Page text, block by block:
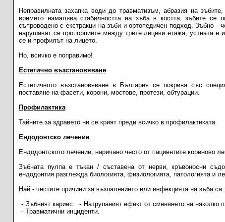
Неправилната захапка води до травматизъм, абразия на
времето намалява стабилността на зъба в костта, зъбите
съпроводено с екстракци на зъби и ортопедичен подход. Зъбно
нарушават се пропорциите между трите лицеви етажа, устната е
се и профилът на лицето.
Но, всичко е поправимо!
Естетично възстановяване
Естетичното възстановяване в България се покрива със
поставяне на фасети, корони, мостове, протези, обтурации.
Профилактика
Тайните за здравето ни се крият преди всичко в профилактиката.
Ендодонтско лечение
Ендодонтското лечение, наричано често от пациентите кореново
Зъбната пулпа е тъкан / съставена от нерви, кръвоносни
ендодонтия разглежда биологията, физиологията, патологията и
Най - честите причини за възпалението или инфекцията на зъба са :
Зъбният кариес.
Натрупаният ефект от сменянето на няколко
Травматични инциденти.